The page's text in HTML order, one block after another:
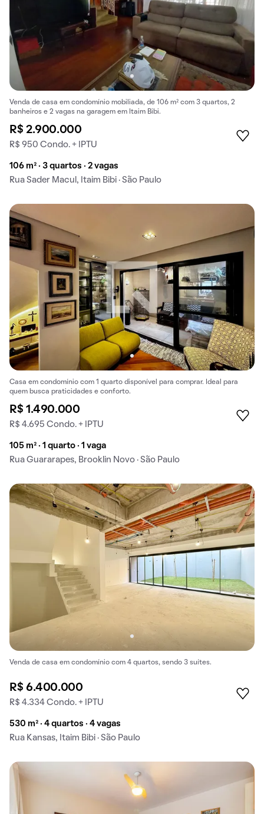
Venda de casa em condomínio mobiliada, de 106 m² com 3 quartos, 2
banheiros e 2 vagas na garagem em Itaim Bibi.
R$ 2.900.000
R$ 950 Condo. + IPTU
106 m² · 3 quartos · 2 vagas
Rua Sader Macul, Itaim Bibi · São Paulo
Casa em condomínio com 1 quarto disponível para comprar. Ideal para
quem busca praticidades e conforto.
R$ 1.490.000
R$ 4.695 Condo. + IPTU
105 m² · 1 quarto · 1 vaga
Rua Guararapes, Brooklin Novo · São Paulo
Venda de casa em condomínio com 4 quartos, sendo 3 suítes.
R$ 6.400.000
R$ 4.334 Condo. + IPTU
530 m² · 4 quartos · 4 vagas
Rua Kansas, Itaim Bibi · São Paulo